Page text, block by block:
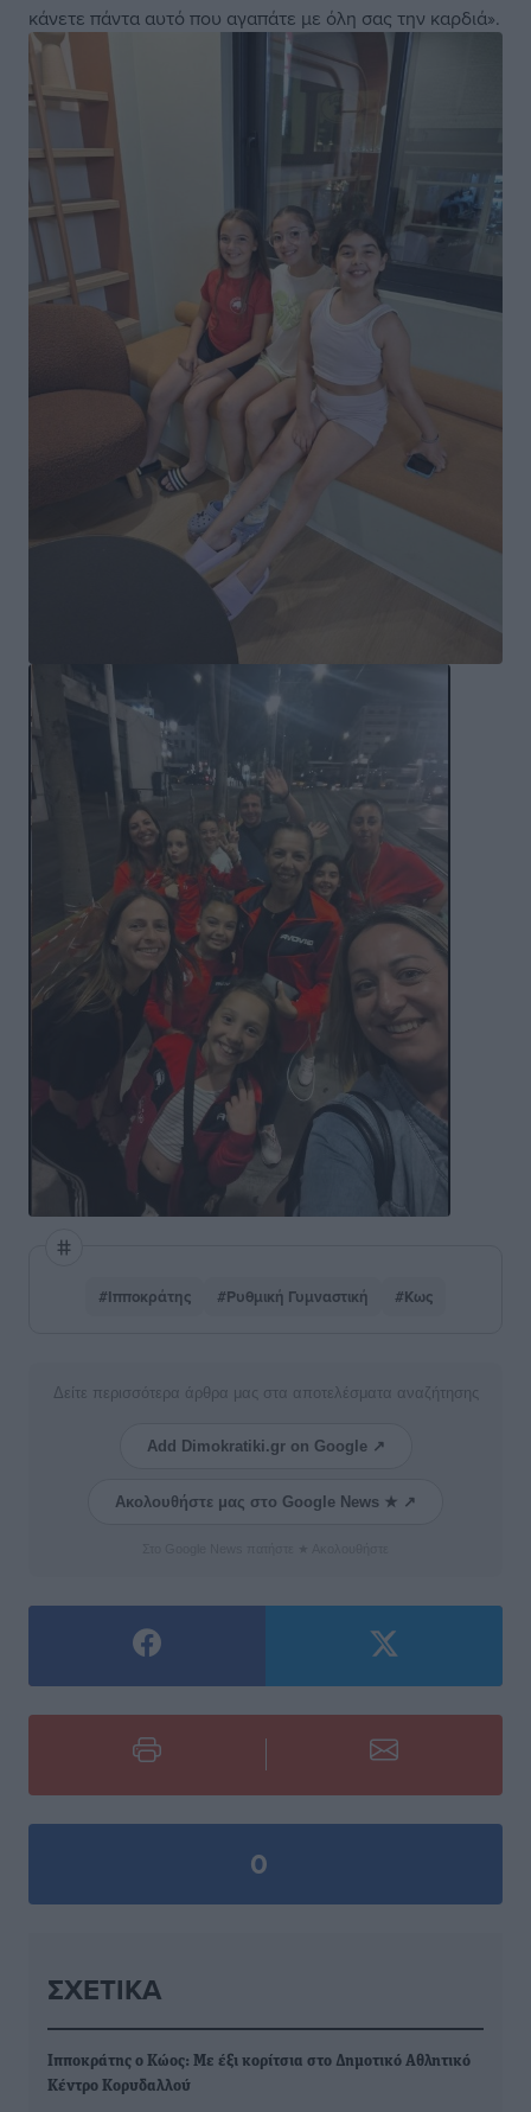
κάνετε πάντα αυτό που αγαπάτε με όλη σας την καρδιά».
#Ιπποκράτης #Ρυθμική Γυμναστική #Κως
Δείτε περισσότερα άρθρα μας στα αποτελέσματα αναζήτησης
Add Dimokratiki.gr on Google ↗
Ακολουθήστε μας στο Google News ★ ↗
0
ΣΧΕΤΙΚΆ
Ιπποκράτης ο Κώος: Με έξι κορίτσια στο Δημοτικό Αθλητικό
Κέντρο Κορυδαλλού